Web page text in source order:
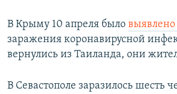
В Крыму 10 апреля было выявлено
заражения коронавирусной
вернулись из Таиланда, они
В Севастополе заразилось шесть